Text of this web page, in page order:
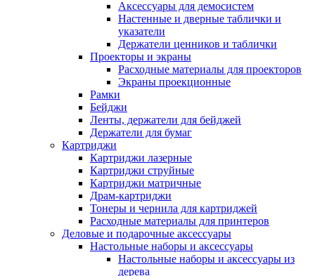
Аксессуары для демосистем
Настенные и дверные таблички и
указатели
Держатели ценников и таблички
Проекторы и экраны
Расходные материалы для проекторов
Экраны проекционные
Рамки
Бейджи
Ленты, держатели для бейджей
Держатели для бумаг
Картриджи
Картриджи лазерные
Картриджи струйные
Картриджи матричные
Драм-картриджи
Тонеры и чернила для картриджей
Расходные материалы для принтеров
Деловые и подарочные аксессуары
Настольные наборы и аксессуары
Настольные наборы и аксессуары из
дерева